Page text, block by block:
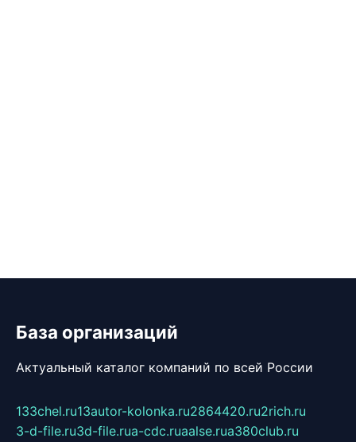
База организаций
Актуальный каталог компаний по всей России
133chel.ru13autor-kolonka.ru2864420.ru2rich.ru
3-d-file.ru3d-file.rua-cdc.ruaalse.rua380club.ru